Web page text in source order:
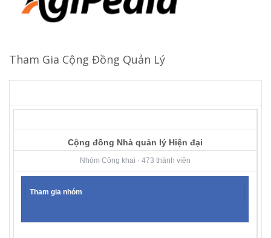
Tham Gia Cộng Đồng Quản Lý
Cộng đồng Nhà quản lý Hiện đại
Nhóm Công khai · 473 thành viên
Tham gia nhóm